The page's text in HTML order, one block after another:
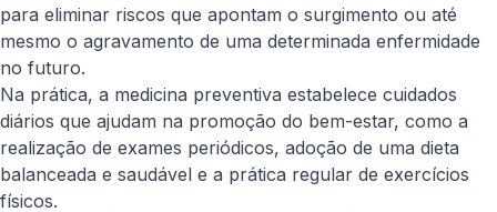
para eliminar riscos que apontam o surgimento ou até
mesmo o agravamento de uma determinada enfermidade
no futuro.
Na prática, a medicina preventiva estabelece cuidados
diários que ajudam na promoção do bem-estar, como a
realização de exames periódicos, adoção de uma dieta
balanceada e saudável e a prática regular de exercícios
físicos.